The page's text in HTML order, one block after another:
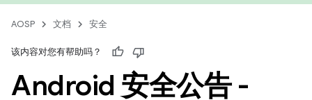
AOSP 文档 安全
该内容对您有帮助吗？
Android 安全公告 -